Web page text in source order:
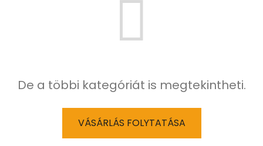
De a többi kategóriát is megtekintheti.
VÁSÁRLÁS FOLYTATÁSA